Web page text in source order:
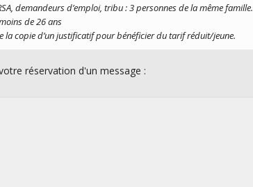
demandeurs d’emploi, tribu : 3 personnes de la même famille.
de 26 ans
la copie d’un justificatif pourbénéficier du tarif réduit/jeune.
réservation d'un message :